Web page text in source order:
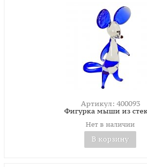
Артикул: 400093
Фигурка мыши из
Нет в наличии
В корзину